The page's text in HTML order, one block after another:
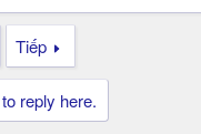
Tiếp
reply here.